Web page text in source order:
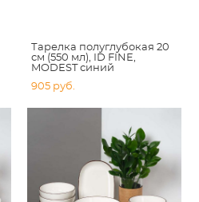
Тарелка полуглубокая 20
см (550 мл), ID FINE,
MODEST синий
905 pуб.